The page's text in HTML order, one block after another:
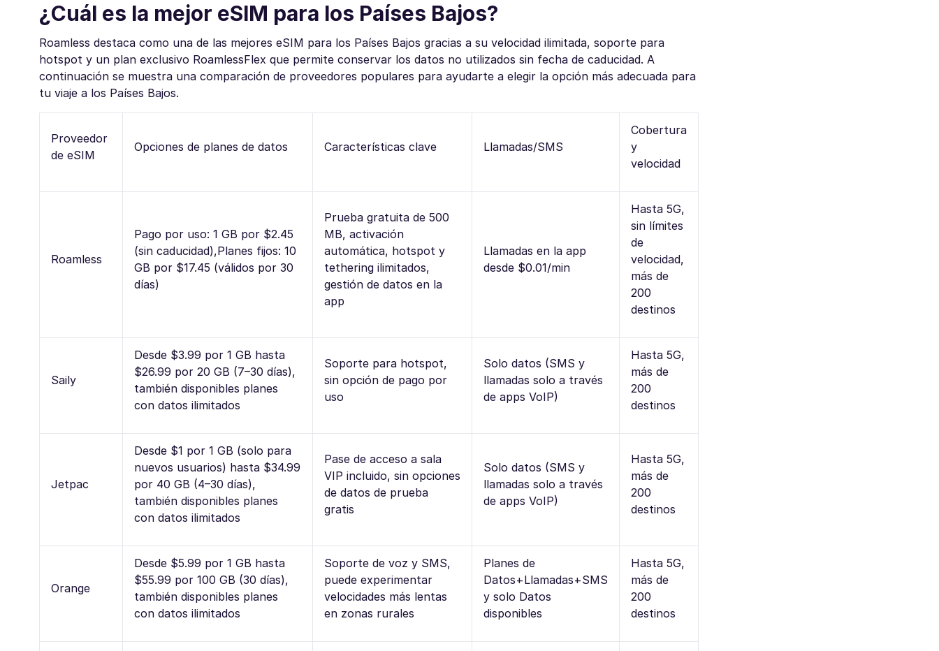
¿Cuál es la mejor eSIM para los Países Bajos?
Roamless destaca como una de las mejores eSIM para los Países Bajos gracias a su velocidad ilimitada, soporte para
hotspot y un plan exclusivo RoamlessFlex que permite conservar los datos no utilizados sin fecha de caducidad. A
continuación se muestra una comparación de proveedores populares para ayudarte a elegir la opción más adecuada para
tu viaje a los Países Bajos.
Proveedor
de eSIM
Opciones de planes de datos Características clave Llamadas/SMS
Cobertura
y
velocidad
Roamless
Pago por uso: 1 GB por $2.45
(sin caducidad),Planes fijos: 10
GB por $17.45 (válidos por 30
días)
Prueba gratuita de 500
MB, activación
automática, hotspot y
tethering ilimitados,
gestión de datos en la
app
Llamadas en la app
desde $0.01/min
Hasta 5G,
sin límites
de
velocidad,
más de
200
destinos
Saily
Desde $3.99 por 1 GB hasta
$26.99 por 20 GB (7–30 días),
también disponibles planes
con datos ilimitados
Soporte para hotspot,
sin opción de pago por
uso
Solo datos (SMS y
llamadas solo a través
de apps VoIP)
Hasta 5G,
más de
200
destinos
Jetpac
Desde $1 por 1 GB (solo para
nuevos usuarios) hasta $34.99
por 40 GB (4–30 días),
también disponibles planes
con datos ilimitados
Pase de acceso a sala
VIP incluido, sin opciones
de datos de prueba
gratis
Solo datos (SMS y
llamadas solo a través
de apps VoIP)
Hasta 5G,
más de
200
destinos
Orange
Desde $5.99 por 1 GB hasta
$55.99 por 100 GB (30 días),
también disponibles planes
con datos ilimitados
Soporte de voz y SMS,
puede experimentar
velocidades más lentas
en zonas rurales
Planes de
Datos+Llamadas+SMS
y solo Datos
disponibles
Hasta 5G,
más de
200
destinos